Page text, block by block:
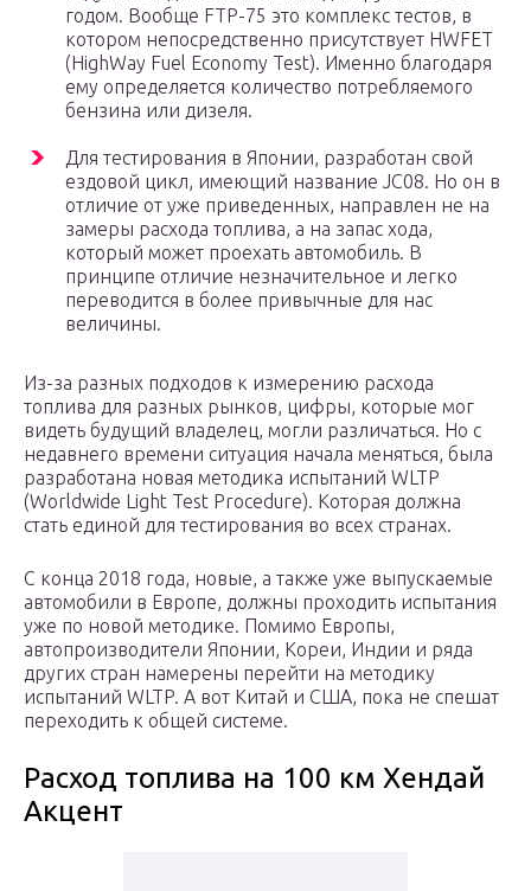
годом. Вообще FTP-75 это комплекс тестов, в
котором непосредственно присутствует HWFET
(HighWay Fuel Economy Test). Именно благодаря
ему определяется количество потребляемого
бензина или дизеля.
Для тестирования в Японии, разработан свой
ездовой цикл, имеющий название JC08. Но он в
отличие от уже приведенных, направлен не на
замеры расхода топлива, а на запас хода,
который может проехать автомобиль. В
принципе отличие незначительное и легко
переводится в более привычные для нас
величины.
Из-за разных подходов к измерению расхода
топлива для разных рынков, цифры, которые мог
видеть будущий владелец, могли различаться. Но с
недавнего времени ситуация начала меняться, была
разработана новая методика испытаний WLTP
(Worldwide Light Test Procedure). Которая должна
стать единой для тестирования во всех странах.
С конца 2018 года, новые, а также уже выпускаемые
автомобили в Европе, должны проходить испытания
уже по новой методике. Помимо Европы,
автопроизводители Японии, Кореи, Индии и ряда
других стран намерены перейти на методику
испытаний WLTP. А вот Китай и США, пока не спешат
переходить к общей системе.
Расход топлива на 100 км Хендай
Акцент